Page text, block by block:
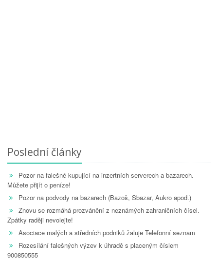
Poslední články
Pozor na falešné kupující na inzertních serverech a bazarech.
Můžete přijít o peníze!
Pozor na podvody na bazarech (Bazoš, Sbazar, Aukro apod.)
Znovu se rozmáhá prozvánění z neznámých zahraničních čísel.
Zpátky raději nevolejte!
Asociace malých a středních podniků žaluje Telefonní seznam
Rozesílání falešných výzev k úhradě s placeným číslem
900850555